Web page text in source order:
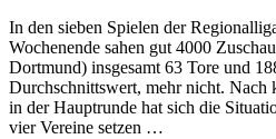
In den sieben Spielen der
Wochenende sahen gut 4000
Dortmund) insgesamt 63 Tore und
Durchschnittswert, mehr nicht. Nach
in der Hauptrunde hat sich die
vier Vereine setzen …